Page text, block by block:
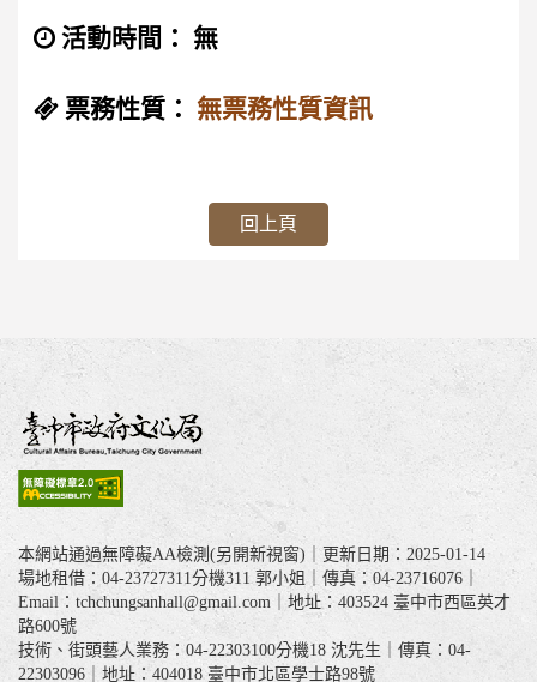
活動時間： 無
票務性質： 無票務性質資訊
回上頁
本網站通過無障礙AA檢測(另開新視窗)｜更新日期：2025-01-14
場地租借：04-23727311分機311 郭小姐｜傳真：04-23716076｜
Email：tchchungsanhall@gmail.com｜地址：403524 臺中市西區英才
路600號
技術、街頭藝人業務：04-22303100分機18 沈先生｜傳真：04-
22303096｜地址：404018 臺中市北區學士路98號